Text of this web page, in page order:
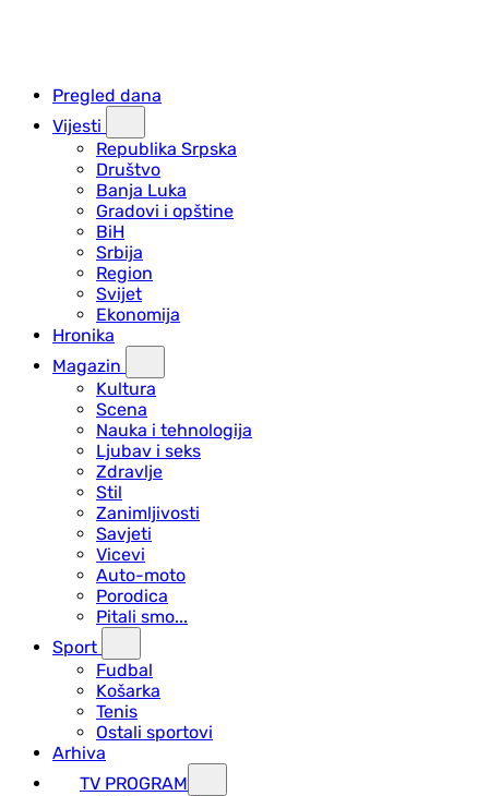
Pregled dana
Vijesti
Republika Srpska
Društvo
Banja Luka
Gradovi i opštine
BiH
Srbija
Region
Svijet
Ekonomija
Hronika
Magazin
Kultura
Scena
Nauka i tehnologija
Ljubav i seks
Zdravlje
Stil
Zanimljivosti
Savjeti
Vicevi
Auto-moto
Porodica
Pitali smo...
Sport
Fudbal
Košarka
Tenis
Ostali sportovi
Arhiva
TV PROGRAM